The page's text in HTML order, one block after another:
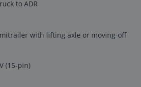
to ADR
with lifting axle or moving-off
(15-pin)